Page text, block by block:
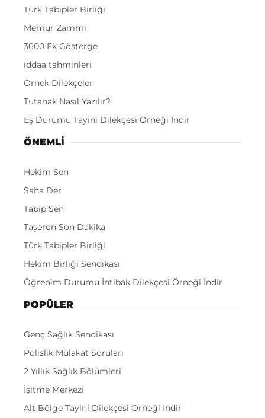
Türk Tabipler Birliği
Memur Zammı
3600 Ek Gösterge
iddaa tahminleri
Örnek Dilekçeler
Tutanak Nasıl Yazılır?
Eş Durumu Tayini Dilekçesi Örneği İndir
ÖNEMLI
Hekim Sen
Saha Der
Tabip Sen
Taşeron Son Dakika
Türk Tabipler Birliği
Hekim Birliği Sendikası
Öğrenim Durumu İntibak Dilekçesi Örneği İndir
POPÜLER
Genç Sağlık Sendikası
Polislik Mülakat Soruları
2 Yıllık Sağlık Bölümleri
İşitme Merkezi
Alt Bölge Tayini Dilekçesi Örneği İndir